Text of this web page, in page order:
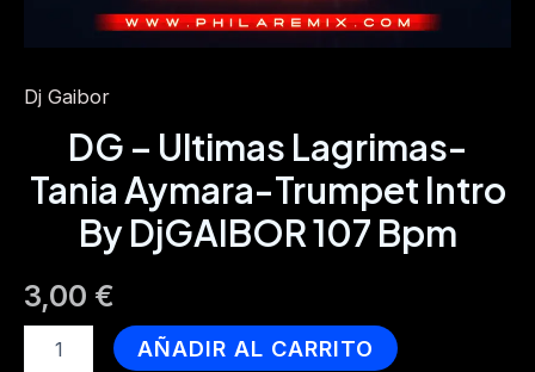
Dj Gaibor
DG – Ultimas Lagrimas-
Tania Aymara-Trumpet Intro
By DjGAIBOR 107 Bpm
3,00 €
AÑADIR AL CARRITO